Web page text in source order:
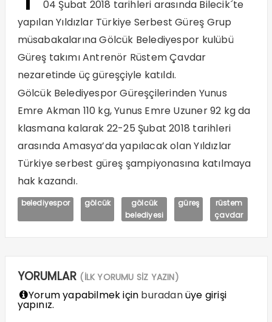
04 Şubat 2018 tarihleri arasında Bilecik´te
yapılan Yıldızlar Türkiye Serbest Güreş Grup
müsabakalarına Gölcük Belediyespor kulübü
Güreş takımı Antrenör Rüstem Çavdar
nezaretinde üç güreşçiyle katıldı.
Gölcük Belediyespor Güreşçilerinden Yunus
Emre Akman 110 kg, Yunus Emre Uzuner 92 kg da
klasmana kalarak 22-25 Şubat 2018 tarihleri
arasında Amasya’da yapılacak olan Yıldızlar
Türkiye serbest güreş şampiyonasına katılmaya
hak kazandı.
belediyespor gölcük
gölcük
belediyesi
güreş
rüstem
çavdar
YORUMLAR (İLK YORUMU SİZ YAZIN)
Yorum yapabilmek için buradanüye girişi
yapınız.